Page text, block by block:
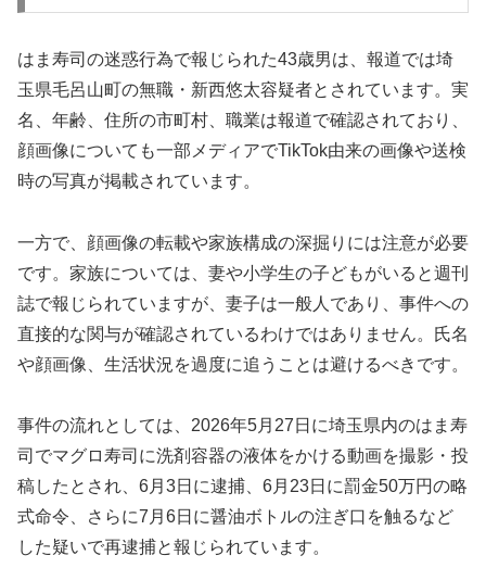
はま寿司の迷惑行為で報じられた43歳男は、報道では埼
玉県毛呂山町の無職・新西悠太容疑者とされています。実
名、年齢、住所の市町村、職業は報道で確認されており、
顔画像についても一部メディアでTikTok由来の画像や送検
時の写真が掲載されています。
一方で、顔画像の転載や家族構成の深掘りには注意が必要
です。家族については、妻や小学生の子どもがいると週刊
誌で報じられていますが、妻子は一般人であり、事件への
直接的な関与が確認されているわけではありません。氏名
や顔画像、生活状況を過度に追うことは避けるべきです。
事件の流れとしては、2026年5月27日に埼玉県内のはま寿
司でマグロ寿司に洗剤容器の液体をかける動画を撮影・投
稿したとされ、6月3日に逮捕、6月23日に罰金50万円の略
式命令、さらに7月6日に醤油ボトルの注ぎ口を触るなど
した疑いで再逮捕と報じられています。